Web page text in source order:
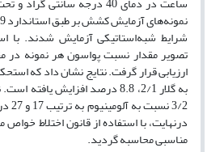
شرایط شبه‌استاتیکی آزمایش شدند. با
تصویر مقدار نسبت پواسون هر نمونه در
3/
درنهایت، با استفاده از قانون اختلاط خواص
مناسبی محاسبه گردید.